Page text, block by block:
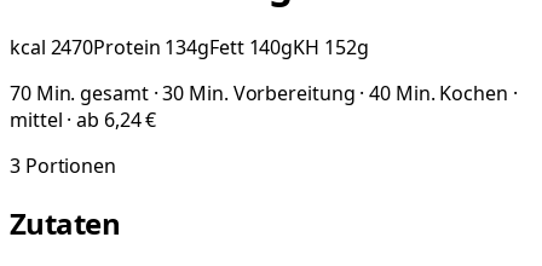
kcal 2470Protein 134gFett 140gKH 152g
70 Min. gesamt · 30 Min. Vorbereitung · 40 Min. Kochen ·
mittel · ab 6,24 €
3 Portionen
Zutaten